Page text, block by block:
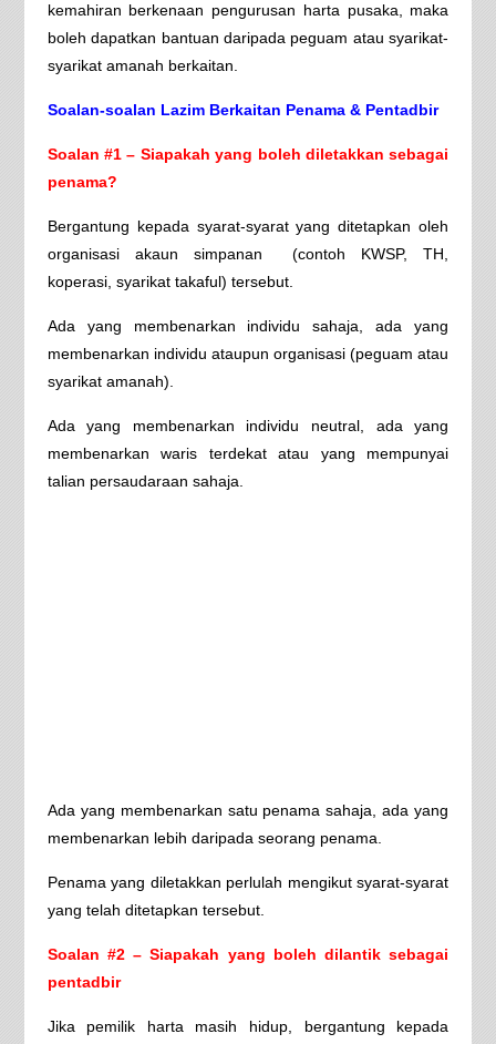
kemahiran berkenaan pengurusan harta pusaka, maka
boleh dapatkan bantuan daripada peguam atau syarikat-
syarikat amanah berkaitan.
Soalan-soalan Lazim Berkaitan Penama & Pentadbir
Soalan #1 – Siapakah yang boleh diletakkan sebagai
penama?
Bergantung kepada syarat-syarat yang ditetapkan oleh
organisasi akaun simpanan (contoh KWSP, TH,
koperasi, syarikat takaful) tersebut.
Ada yang membenarkan individu sahaja, ada yang
membenarkan individu ataupun organisasi (peguam atau
syarikat amanah).
Ada yang membenarkan individu neutral, ada yang
membenarkan waris terdekat atau yang mempunyai
talian persaudaraan sahaja.
Ada yang membenarkan satu penama sahaja, ada yang
membenarkan lebih daripada seorang penama.
Penama yang diletakkan perlulah mengikut syarat-syarat
yang telah ditetapkan tersebut.
Soalan #2 – Siapakah yang boleh dilantik sebagai
pentadbir
Jika pemilik harta masih hidup, bergantung kepada